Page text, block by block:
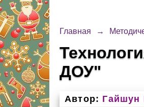
Главная →
ДОУ"
Автор: Гайшун